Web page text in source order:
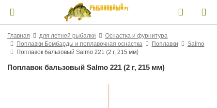
Главная для летней рыбалки
Оснастка и фурнитура
Поплавки Бомбарды и поплавочная оснастка
Поплавки
Salmo
Поплавок бальзовый Salmo 221 (2 г, 215 мм)
Поплавок бальзовый Salmo 221 (2 г, 215 мм)